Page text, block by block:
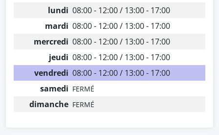
lundi 08:00 - 12:00 / 13:00 - 17:00
mardi 08:00 - 12:00 / 13:00 - 17:00
mercredi 08:00 - 12:00 / 13:00 - 17:00
jeudi 08:00 - 12:00 / 13:00 - 17:00
vendredi 08:00 - 12:00 / 13:00 - 17:00
samedi FERMÉ
dimanche FERMÉ